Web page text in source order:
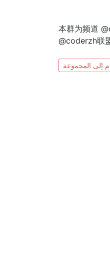
本群为频道
@coderzh联